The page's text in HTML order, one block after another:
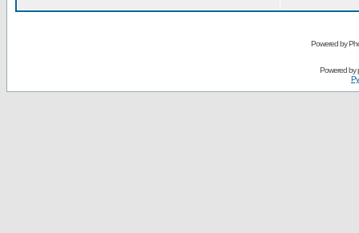
Powered by
Powered by